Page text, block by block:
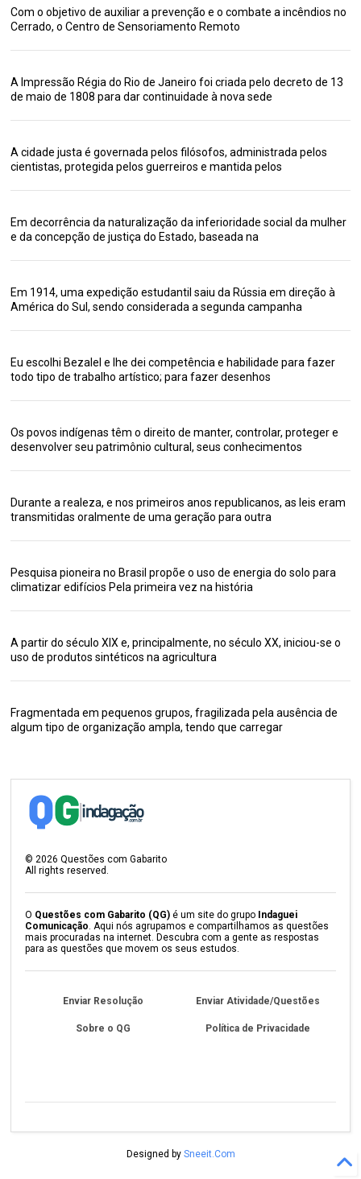
Com o objetivo de auxiliar a prevenção e o combate a incêndios no
Cerrado, o Centro de Sensoriamento Remoto
A Impressão Régia do Rio de Janeiro foi criada pelo decreto de 13
de maio de 1808 para dar continuidade à nova sede
A cidade justa é governada pelos filósofos, administrada pelos
cientistas, protegida pelos guerreiros e mantida pelos
Em decorrência da naturalização da inferioridade social da mulher
e da concepção de justiça do Estado, baseada na
Em 1914, uma expedição estudantil saiu da Rússia em direção à
América do Sul, sendo considerada a segunda campanha
Eu escolhi Bezalel e lhe dei competência e habilidade para fazer
todo tipo de trabalho artístico; para fazer desenhos
Os povos indígenas têm o direito de manter, controlar, proteger e
desenvolver seu patrimônio cultural, seus conhecimentos
Durante a realeza, e nos primeiros anos republicanos, as leis eram
transmitidas oralmente de uma geração para outra
Pesquisa pioneira no Brasil propõe o uso de energia do solo para
climatizar edifícios Pela primeira vez na história
A partir do século XIX e, principalmente, no século XX, iniciou-se o
uso de produtos sintéticos na agricultura
Fragmentada em pequenos grupos, fragilizada pela ausência de
algum tipo de organização ampla, tendo que carregar
© 2026 Questões com Gabarito
All rights reserved.
O Questões com Gabarito (QG) é um site do grupo Indaguei
Comunicação . Aqui nós agrupamos e compartilhamos as questões
mais procuradas na internet. Descubra com a gente as respostas
para as questões que movem os seus estudos.
Enviar Resolução Enviar Atividade/Questões
Sobre o QG Política de Privacidade
Designed by Sneeit.Com